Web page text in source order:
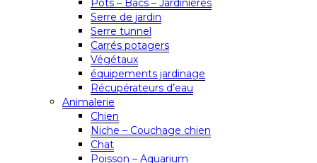
Pots – Bacs – Jardinières
Serre de jardin
Serre tunnel
Carrés potagers
Végétaux
équipements jardinage
Récupérateurs d’eau
Animalerie
Chien
Niche – Couchage chien
Chat
Poisson – Aquarium